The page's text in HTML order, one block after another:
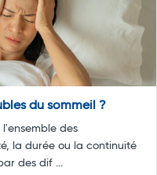
du sommeil ?
des
la durée ou la continuité
des dif ...